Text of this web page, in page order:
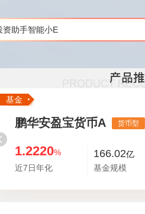
资助手智能小E
基金
鹏华安盈宝货币A 货币型
1.2220%
近7日年化
166.02亿
基金规模